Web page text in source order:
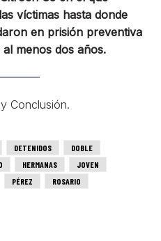
víctimas hasta donde
en prisión preventiva
menos dos años.
Conclusión.
DETENIDOS
DOBLE
HERMANAS
JOVEN
PÉREZ ROSARIO